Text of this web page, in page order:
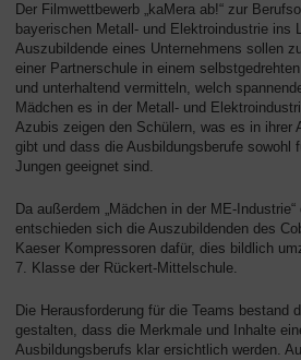
Der Filmwettbewerb „kaMera ab!“ zur
bayerischen Metall- und Elektroindustrie ins
Auszubildende eines Unternehmens sollen
einer Partnerschule in einem
und unterhaltend vermitteln, welch
Mädchen es in der Metall- und
Azubis zeigen den Schülern, was es in ihrer
gibt und dass die Ausbildungsberufe sowohl
Jungen geeignet sind.
Da außerdem „Mädchen in der ME-
entschieden sich die Auszubildenden des
Kaeser Kompressoren dafür, dies bildlich
7. Klasse der Rückert-Mittelschule.
Die Herausforderung für die Teams bestand
gestalten, dass die Merkmale und Inhalte
Ausbildungsberufs klar ersichtlich werden.